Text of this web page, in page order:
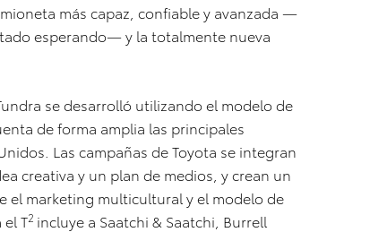
más capaz, confiable y avanzada —
esperando— y la totalmente nueva
se desarrolló utilizando el modelo de
de forma amplia las principales
Las campañas de Toyota se integran
creativa y un plan de medios, y crean un
el marketing multicultural y el modelo de
T2 incluye a Saatchi & Saatchi, Burrell